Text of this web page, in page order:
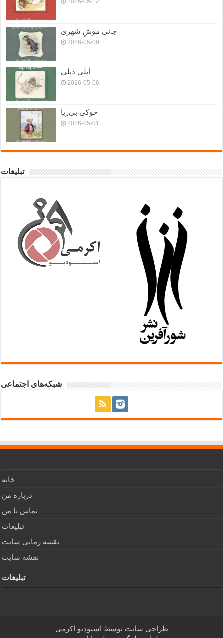
2026-05-12
جانی موشِ شهری
2026-05-09
اَپلی دَپلی
2026-05-06
خوکی بی‌ریا
2026-05-01
تبلیغات
شبکه‌های اجتماعی
خانه
درباره من
تماس با من
تبلیغات
نقشه زمانی سایت
نقشه سایت
تبلیغات
طراحی سایت توسط استودیو اکرمی